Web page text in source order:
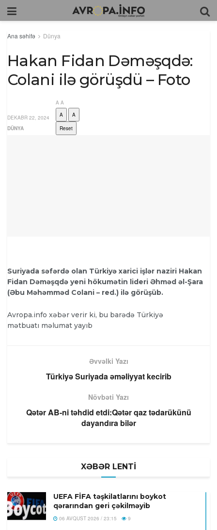
Ana səhifə Dünya
Hakan Fidan Dəməşqdə:
Colani ilə görüşdü – Foto
DEKABR 22, 2024
DÜNYA
A A
A
A
Reset
Suriyada səfərdə olan Türkiyə xarici işlər naziri Hakan
Fidan Dəməşqdə yeni hökumətin lideri Əhməd əl-Şara
(Əbu Məhəmməd Colani – red.) ilə görüşüb.
Avropa.info xəbər verir ki, bu barədə Türkiyə
mətbuatı məlumat yayıb
Əvvəlki Yazı
Türkiyə Suriyada əməliyyat kecirib
Növbəti Yazı
Qətər AB-ni təhdid etdi:Qətər qaz tədarükünü
dayandıra bilər
XƏBƏR LENTİ
UEFA FİFA təşkilatlarını boykot
qərarından geri çəkilməyib
06 AVQUST 2026 / 23:15 9